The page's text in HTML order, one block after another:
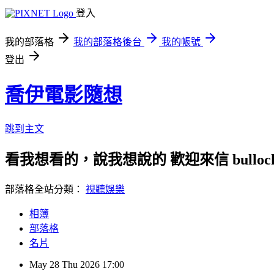
登入
我的部落格 我的部落格後台
我的帳號
登出
喬伊電影隨想
跳到主文
看我想看的，說我想說的 歡迎來信
部落格全站分類： 視聽娛樂
相簿
部落格
名片
May 28 Thu 2026 17:00